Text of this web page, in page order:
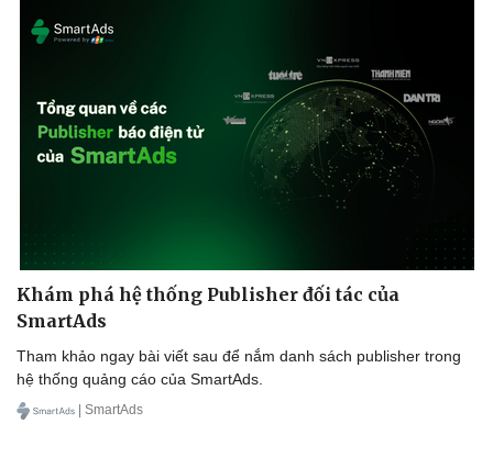
Khám phá hệ thống Publisher đối tác của
SmartAds
Tham khảo ngay bài viết sau để nắm danh sách publisher trong
hệ thống quảng cáo của SmartAds.
| SmartAds